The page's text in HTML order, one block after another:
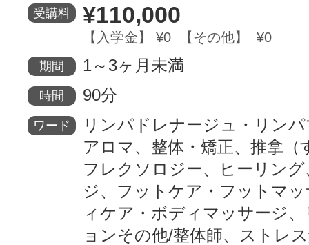
受講料 ¥110,000
【入学金】 ¥0 【その他】 ¥0
期間 1～3ヶ月未満
時間 90分
ワード
リンパドレナージュ・リン
アロマ、整体・矯正、推拿（
フレクソロジー、ヒーリン
ジ、フットケア・フットマ
ィケア・ボディマッサージ
ョンその他/整体師、ストレ